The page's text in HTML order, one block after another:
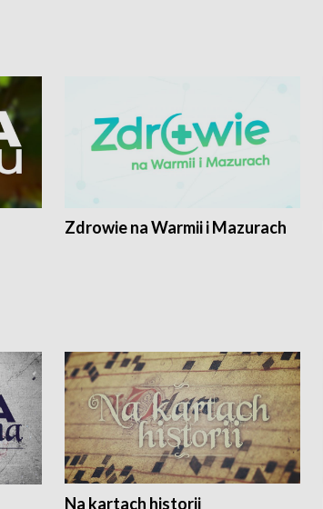
Zdrowie na Warmii i Mazurach
Na kartach historii